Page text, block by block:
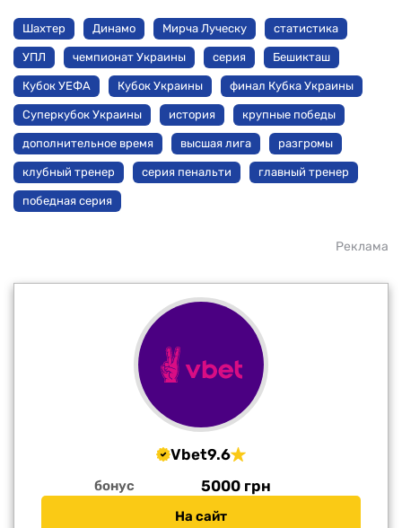
Шахтер Динамо Мирча Луческу статистика
УПЛ чемпионат Украины серия Бешикташ
Кубок УЕФА Кубок Украины финал Кубка Украины
Суперкубок Украины история крупные победы
дополнительное время высшая лига разгромы
клубный тренер серия пенальти главный тренер
победная серия
Реклама
Vbet9.6
бонус 5000 грн
На сайт